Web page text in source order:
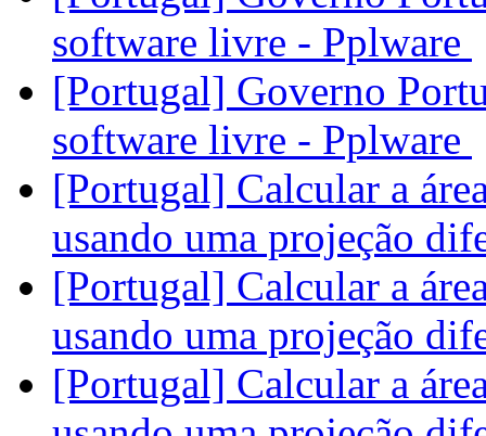
software livre - Pplware
[Portugal] Governo
software livre - Pplware
[Portugal] Calcular a
usando uma projeção
[Portugal] Calcular a
usando uma projeção
[Portugal] Calcular a